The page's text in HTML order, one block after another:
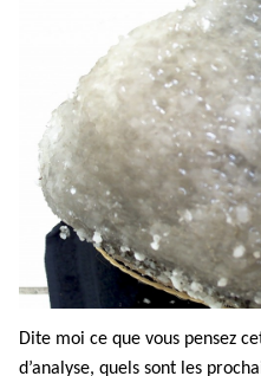
Dite moi ce que vous pensez
d’analyse, quels sont les